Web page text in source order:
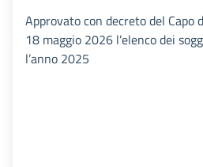
Approvato con decreto del Capo
18 maggio 2026 l’elenco dei
l’anno 2025